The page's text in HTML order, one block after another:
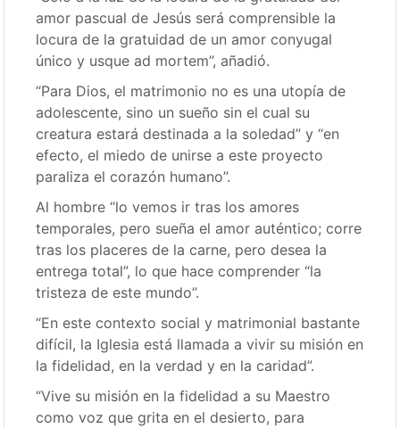
amor pascual de Jesús será comprensible la
locura de la gratuidad de un amor conyugal
único y usque ad mortem”, añadió.
“Para Dios, el matrimonio no es una utopía de
adolescente, sino un sueño sin el cual su
creatura estará destinada a la soledad” y “en
efecto, el miedo de unirse a este proyecto
paraliza el corazón humano”.
Al hombre “lo vemos ir tras los amores
temporales, pero sueña el amor auténtico; corre
tras los placeres de la carne, pero desea la
entrega total”, lo que hace comprender “la
tristeza de este mundo”.
“En este contexto social y matrimonial bastante
difícil, la Iglesia está llamada a vivir su misión en
la fidelidad, en la verdad y en la caridad”.
“Vive su misión en la fidelidad a su Maestro
como voz que grita en el desierto, para